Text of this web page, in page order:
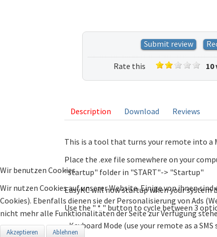
Submit review
Rate this
listing
10
Description Download Reviews
This is a tool that turns your remote into a
Place the .exe file somewhere on your
"startup" folder in "START"-> "Startup"
EasyKC will now startup when your system
Use the " * " button to cycle between 3
- Keyboard Mode (use your remote as a
Wir benutzen Cookies
Wir nutzen Cookies auf unserer Website. Einige von ihnen
Cookies). Ebenfalls dienen sie der Personalisierung von Ads
nicht mehr alle Funktionalitäten der Seite zur Verfügung
Akzeptieren Ablehnen